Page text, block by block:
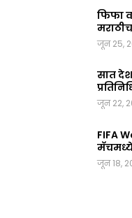
फिफा
जून 25,
सात
जून 22,
FIFA
जून 18,